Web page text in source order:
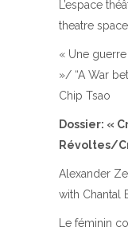
L’espace
theatre
« Une
»/ “A War
Chip Tsao
Dossier: «
Révoltes/
Alexander
with Chantal
Le féminin